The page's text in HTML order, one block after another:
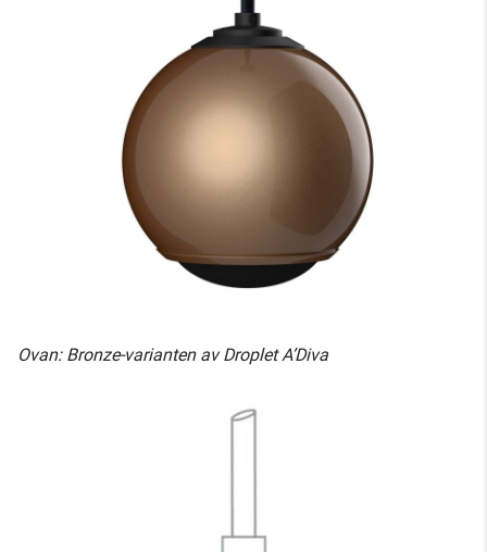
Ovan: Bronze-varianten av Droplet A’Diva